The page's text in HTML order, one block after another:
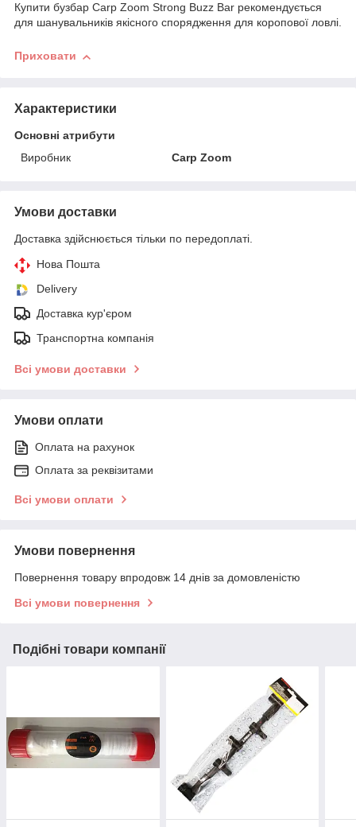
Купити бузбар Carp Zoom Strong Buzz Bar рекомендується
для шанувальників якісного спорядження для коропової ловлі.
Приховати
Характеристики
Основні атрибути
Виробник
Carp Zoom
Умови доставки
Доставка здійснюється тільки по передоплаті.
Нова Пошта
Delivery
Доставка кур'єром
Транспортна компанія
Всі умови доставки
Умови оплати
Оплата на рахунок
Оплата за реквізитами
Всі умови оплати
Умови повернення
Повернення товару впродовж 14 днів за домовленістю
Всі умови повернення
Подібні товари компанії